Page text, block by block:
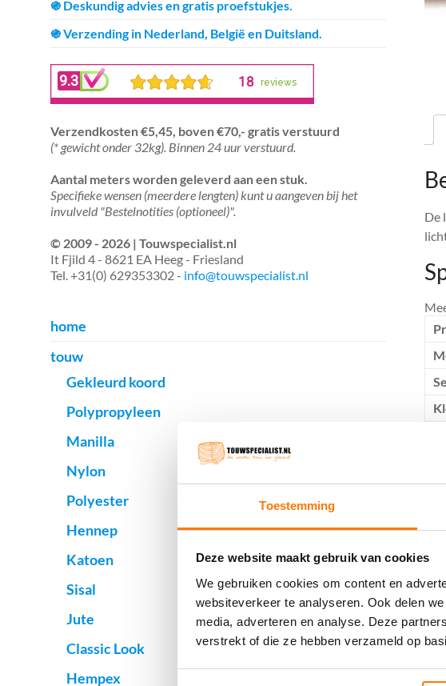
Toestemming
Deze website maakt gebruik van cookies
We gebruiken cookies om content en
websiteverkeer te analyseren. Ook delen
media, adverteren en analyse. Deze
verstrekt of die ze hebben verzameld op
De
֍ Deskundig advies en gratis proefstukjes.
֍ Verzending in Nederland, België en Duitsland.
Verzendkosten €5,45, boven €70,- gratis verstuurd
(* gewicht onder 32kg). Binnen 24 uur verstuurd.
Aantal meters worden geleverd aan een stuk.
Specifieke wensen (meerdere lengten) kunt u aangeven bij het
invulveld "Bestelnotities (optioneel)".
© 2009 - 2026 | Touwspecialist.nl
It Fjild 4 - 8621 EA Heeg - Friesland
Tel. +31(0) 629353302 - info@touwspecialist.nl
home
touw
Gekleurd koord
Polypropyleen
Manilla
Nylon
Polyester
Hennep
Katoen
Sisal
Jute
Classic Look
Hempex